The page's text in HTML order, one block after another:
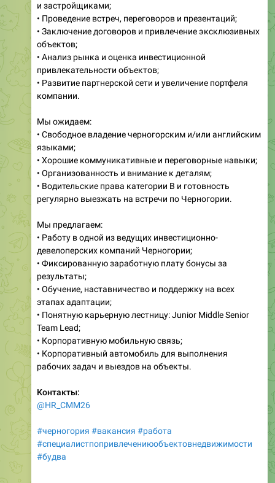
и застройщиками;
• Проведение встреч, переговоров и презентаций;
• Заключение договоров и привлечение эксклюзивных
объектов;
• Анализ рынка и оценка инвестиционной
привлекательности объектов;
• Развитие партнерской сети и увеличение портфеля
компании.
Мы ожидаем:
• Свободное владение черногорским и/или английским
языками;
• Хорошие коммуникативные и переговорные навыки;
• Организованность и внимание к деталям;
• Водительские права категории B и готовность
регулярно выезжать на встречи по Черногории.
Мы предлагаем:
• Работу в одной из ведущих инвестиционно-
девелоперских компаний Черногории;
• Фиксированную заработную плату бонусы за
результаты;
• Обучение, наставничество и поддержку на всех
этапах адаптации;
• Понятную карьерную лестницу: Junior Middle Senior
Team Lead;
• Корпоративную мобильную связь;
• Корпоративный автомобиль для выполнения
рабочих задач и выездов на объекты.
Контакты:
@HR_CMM26
#черногория #вакансия #работа
#специалистпопривлечениюобъектовнедвижимости
#будва